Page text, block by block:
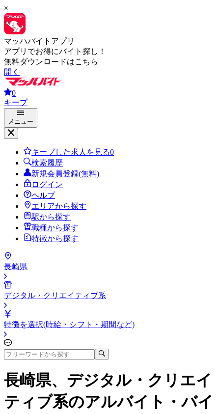
×
マッハバイトアプリ
アプリでお得にバイト探し！
無料ダウンロードはこちら
開く
0
キープ
メニュー
キープした求人を見る0
検索履歴
新規会員登録(無料)
ログイン
ヘルプ
エリアから探す
駅から探す
職種から探す
特徴から探す
長崎県
デジタル・クリエイティブ系
特徴を選択(時給・シフト・期間など)
長崎県、デジタル・クリエイ
ティブ系のアルバイト・バイ